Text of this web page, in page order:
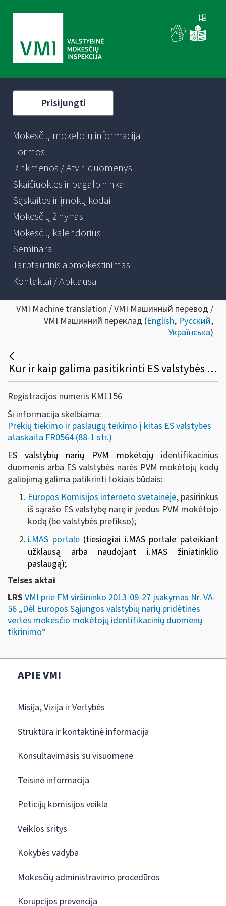
Prisijungti
Mokesčių mokėtojų informacija
Formos
Rinkmenos / Atviri duomenys
Skaičiuoklės ir pagalbininkai
Sąskaitos ir įmokų kodai
Mokesčių žinynas
Mokesčių kalendorius
Seminarai
Tarptautinis apmokestinimas
Kontaktai / Apklausa
VMI Machine translation / VMI Машинный перевод /
VMI Машинний переклад (English, Русский,
Українська)
Kur ir kaip galima pasitikrinti ES valstybės narės verslo partnerio PVM mokėtojo kodą?
Registracijos numeris KM1156
Ši informacija skelbiama:
Prekių tiekimo ir paslaugų teikimo į kitas ES valstybes
ataskaita FR0564 (88-1 str.)
ES valstybių narių PVM mokėtojų identifikacinius
duomenis arba ES valstybės narės PVM mokėtojų kodų
galiojimą galima patikrinti tokiais būdais:
Europos Komisijos interneto svetainėje, pasirinkus
iš sąrašo ES valstybę narę ir įvedus PVM mokėtojo
kodą (be valstybės prefikso);
i.MAS portale(tiesiogiai i.MAS portale pateikiant
užklausą arba naudojant i.MAS žiniatinklio
paslaugą);
Teises aktai
LRS VMI prie FM viršininko 2013-09-27 įsakymas Nr. VA-
56 „Dėl Europos Sąjungos valstybių narių pridėtinės
vertės mokesčio mokėtojų identifikacinių duomenų
tikrinimo“
APIE VMI
Misija, Vizija ir Vertybės
Struktūra ir kontaktinė informacija
Konsultavimasis su visuomene
Teisinė informacija
Peticijų komisijos veikla
Veiklos sritys
Kokybės vadyba
Mokesčių administravimo procedūros
Korupcijos prevencija